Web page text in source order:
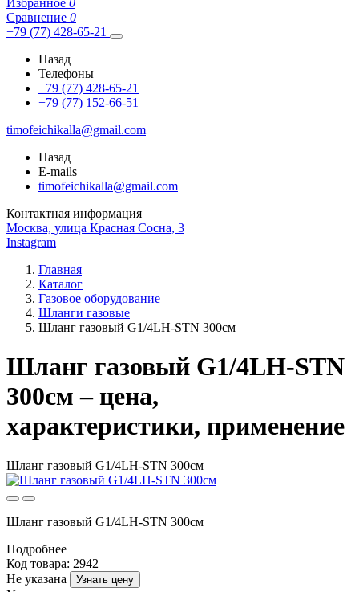
Избранное 0
Сравнение 0
+79 (77) 428-65-21
Назад
Телефоны
+79 (77) 428-65-21
+79 (77) 152-66-51
timofeichikalla@gmail.com
Назад
E-mails
timofeichikalla@gmail.com
Контактная информация
Москва, улица Красная Сосна, 3
Instagram
Главная
Каталог
Газовое оборудование
Шланги газовые
Шланг газовый G1/4LH-STN 300см
Шланг газовый G1/4LH-STN
300см – цена,
характеристики, применение
Шланг газовый G1/4LH-STN 300см
Шланг газовый G1/4LH-STN 300см
Подробнее
Код товара: 2942
Не указана
Узнать цену